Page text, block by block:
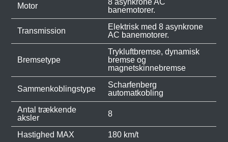
Motor
8 asynkrone AC
banemotorer.
Transmission
Elektrisk med 8 asynkrone
AC banemotorer.
Bremsetype
Trykluftbremse, dynamisk
bremse og
magnetskinnebremse
Sammenkoblingstype
Scharfenberg
automatkobling
Antal trækkende
aksler
8
Hastighed MAX
180 km/t